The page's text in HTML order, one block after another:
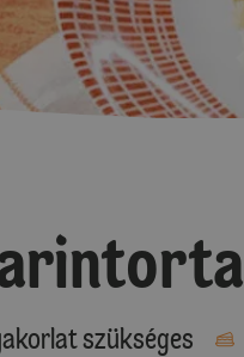
szükséges